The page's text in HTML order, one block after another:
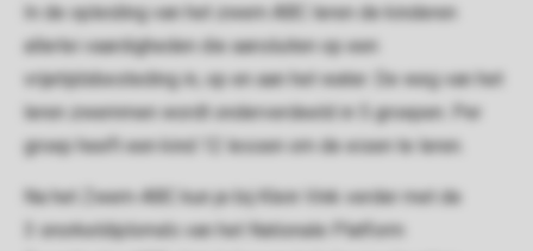
In de opleiding van het zwem ABC leren de kinderen
allerlei vaardigheden die aansluiten op een
vrijetijdsbesteding in, op en aan het water. De weg van het
leren zwemmen wordt onderverdeeld in 5 groepen. Per
groep heeft een kind 12 lessen om de eisen te leren.
Na het Zwem-ABC kun je bij Klein Vink verder met de
3 snorkeldiploma's van het Nationale Platform